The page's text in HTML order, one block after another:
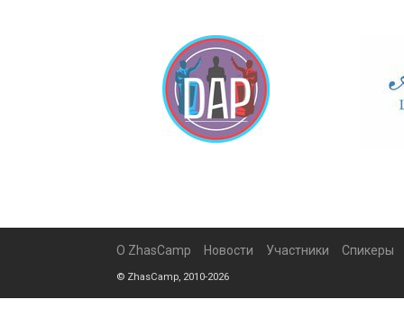
О ZhasCamp Новости Участники Спикеры
© ZhasCamp, 2010-2026